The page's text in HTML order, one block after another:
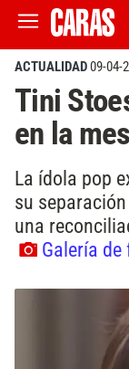
ACTUALIDAD09-04-
Tini
en la
La ídola pop
su
una
Galería de